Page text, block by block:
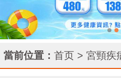
當前位置： 首页 > 宮頸疾